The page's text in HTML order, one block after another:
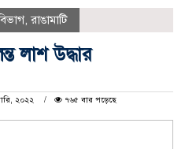
, রাঙামাটি
লাশ উদ্ধার
২০২২
৭৬৫ বার পড়েছে